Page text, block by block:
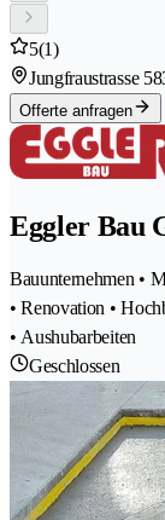
5(1)
Jungfraustrasse 58
Offerte anfragen
Eggler Bau
Bauunternehmen •
• Renovation •
• Aushubarbeiten
Geschlossen